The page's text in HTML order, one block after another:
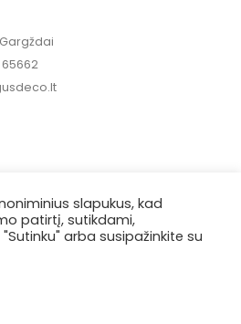
Visos teisės saugomos.
slapukus, kad
patirtį, sutikdami,
arba susipažinkite su